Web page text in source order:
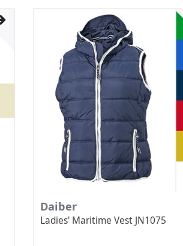
Daiber
Ladies' Maritime Vest JN1075